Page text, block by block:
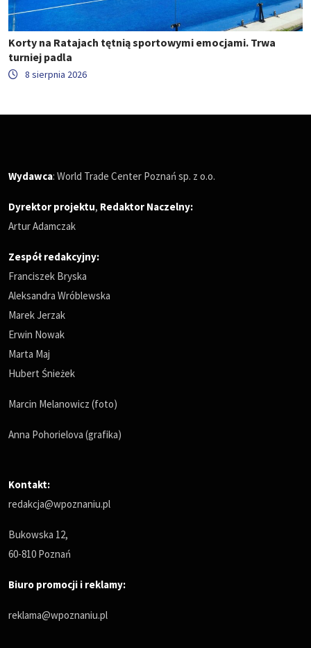
Korty na Ratajach tętnią sportowymi emocjami. Trwa
turniej padla
8 sierpnia 2026
Wydawca: World Trade Center Poznań sp. z o.o.
Dyrektor projektu, Redaktor Naczelny:
Artur Adamczak
Zespół redakcyjny:
Franciszek Bryska
Aleksandra Wróblewska
Marek Jerzak
Erwin Nowak
Marta Maj
Hubert Śnieżek
Marcin Melanowicz (foto)
Anna Pohorielova (grafika)
Kontakt:
redakcja@wpoznaniu.pl
Bukowska 12,
60-810 Poznań
Biuro promocji i reklamy:
reklama@wpoznaniu.pl